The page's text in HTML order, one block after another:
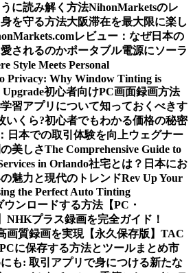
に読み解く方法NihonMarketsのレ
を守る方法大阪滞在を最大限に楽し
レビュー：なぜ日本の
されるのかポータブル電源にソーラ
Style Meets Personal
Privacy: Why Window Tinting is
Upgrade初心者向けPC画面録画方法
習アプリについて知っておくべきす
いくら?初心者でもわかる価格の秘密
日本での取引体験を向上ウェグナー
美しさThe Comprehensive Guide to
in Orlando社宅とは？日本にお
魅力と現代のトレンドRev Up Your
the Perfect Auto Tinting
ンロードする方法【PC・
NHKプラス録画を完全ガイド！
画質録画を実現【永久保存版】TAC
に保存する方法とツールまとめ市
も: 取引アプリで身につける新たな